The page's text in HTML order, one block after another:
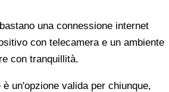
una connessione internet
con telecamera e un ambiente
con tranquillità.
un'opzione valida per chiunque,